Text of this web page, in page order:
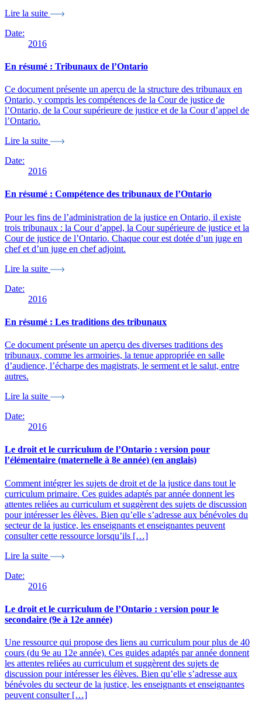
Lire la suite
Date:
2016
En résumé : Tribunaux de l’Ontario
Ce document présente un aperçu de la structure des tribunaux en
Ontario, y compris les compétences de la Cour de justice de
l’Ontario, de la Cour supérieure de justice et de la Cour d’appel de
l’Ontario.
Lire la suite
Date:
2016
En résumé : Compétence des tribunaux de l’Ontario
Pour les fins de l’administration de la justice en Ontario, il existe
trois tribunaux : la Cour d’appel, la Cour supérieure de justice et la
Cour de justice de l’Ontario. Chaque cour est dotée d’un juge en
chef et d’un juge en chef adjoint.
Lire la suite
Date:
2016
En résumé : Les traditions des tribunaux
Ce document présente un aperçu des diverses traditions des
tribunaux, comme les armoiries, la tenue appropriée en salle
d’audience, l’écharpe des magistrats, le serment et le salut, entre
autres.
Lire la suite
Date:
2016
Le droit et le curriculum de l’Ontario : version pour
l’élémentaire (maternelle à 8e année) (en anglais)
Comment intégrer les sujets de droit et de la justice dans tout le
curriculum primaire. Ces guides adaptés par année donnent les
attentes reliées au curriculum et suggèrent des sujets de discussion
pour intéresser les élèves. Bien qu’elle s’adresse aux bénévoles du
secteur de la justice, les enseignants et enseignantes peuvent
consulter cette ressource lorsqu’ils […]
Lire la suite
Date:
2016
Le droit et le curriculum de l’Ontario : version pour le
secondaire (9e à 12e année)
Une ressource qui propose des liens au curriculum pour plus de 40
cours (du 9e au 12e année). Ces guides adaptés par année donnent
les attentes reliées au curriculum et suggèrent des sujets de
discussion pour intéresser les élèves. Bien qu’elle s’adresse aux
bénévoles du secteur de la justice, les enseignants et enseignantes
peuvent consulter […]